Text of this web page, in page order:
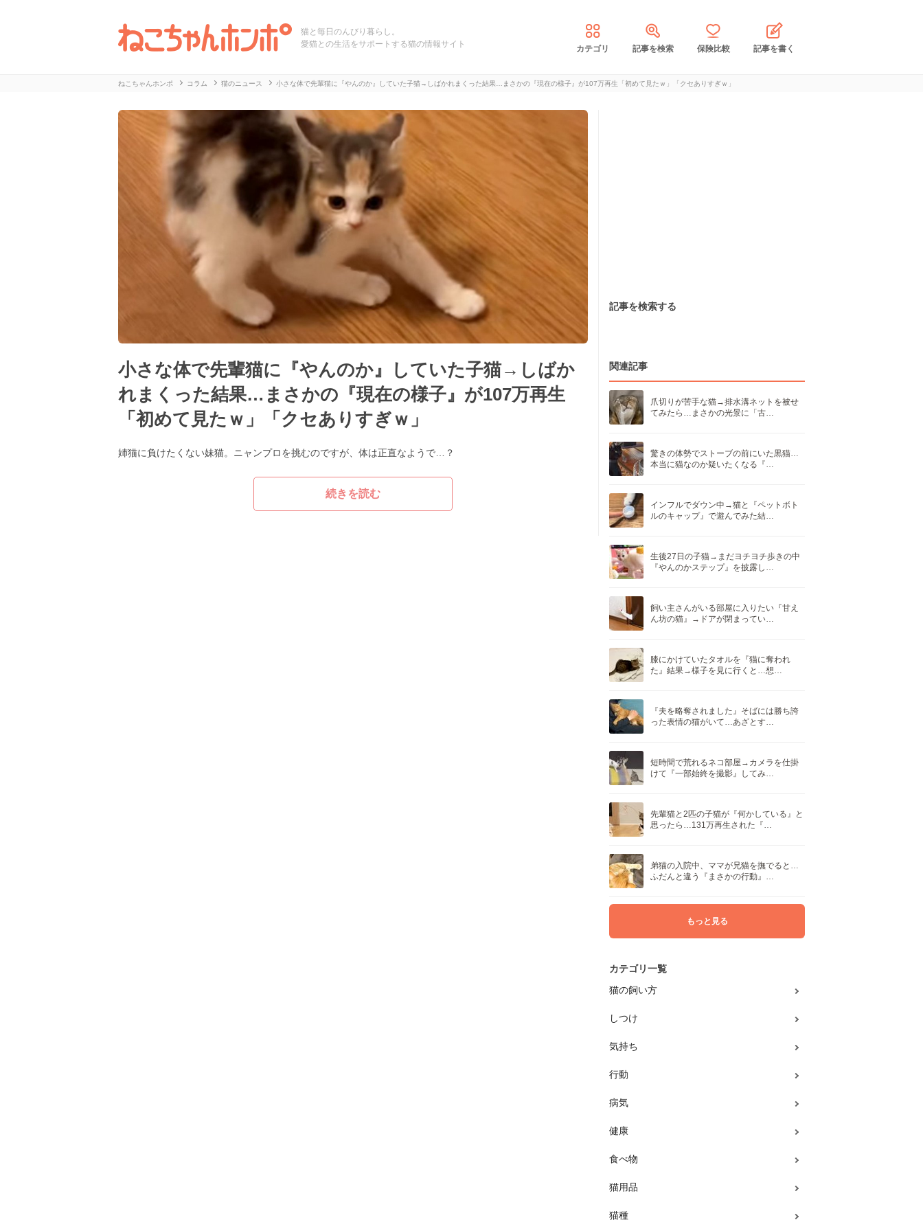
猫と毎日のんびり暮らし。
愛猫との生活をサポートする猫の情報サイト
カテゴリ 記事を検索 保険比較 記事を書く
ねこちゃんホンポ コラム 猫のニュース 小さな体で先輩猫に『やんのか』していた子猫→しばかれまくった結果…まさかの『現在の様子』が107万再生「初めて見たｗ」「クセありすぎｗ」
小さな体で先輩猫に『やんのか』していた子猫→しばか
れまくった結果…まさかの『現在の様子』が107万再生
「初めて見たｗ」「クセありすぎｗ」
姉猫に負けたくない妹猫。ニャンプロを挑むのですが、体は正直なようで…？
続きを読む
記事を検索する
関連記事
爪切りが苦手な猫→排水溝ネットを被せ
てみたら…まさかの光景に「古…
驚きの体勢でストーブの前にいた黒猫…
本当に猫なのか疑いたくなる『…
インフルでダウン中→猫と『ペットボト
ルのキャップ』で遊んでみた結…
生後27日の子猫→まだヨチヨチ歩きの中
『やんのかステップ』を披露し…
飼い主さんがいる部屋に入りたい『甘え
ん坊の猫』→ドアが閉まってい…
膝にかけていたタオルを『猫に奪われ
た』結果→様子を見に行くと…想…
『夫を略奪されました』そばには勝ち誇
った表情の猫がいて…あざとす…
短時間で荒れるネコ部屋→カメラを仕掛
けて『一部始終を撮影』してみ…
先輩猫と2匹の子猫が『何かしている』と
思ったら…131万再生された『…
弟猫の入院中、ママが兄猫を撫でると…
ふだんと違う『まさかの行動』…
もっと見る
カテゴリ一覧
猫の飼い方
しつけ
気持ち
行動
病気
健康
食べ物
猫用品
猫種